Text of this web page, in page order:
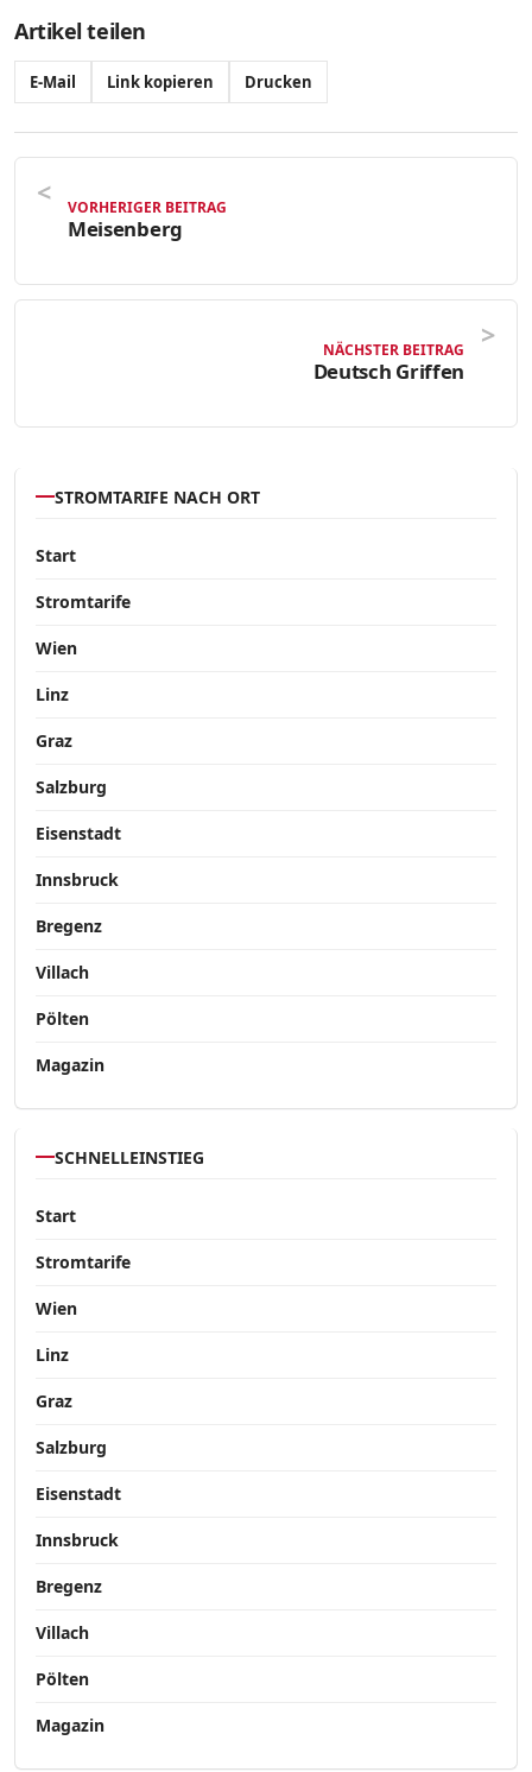
Artikel teilen
E-Mail Link kopieren Drucken
VORHERIGER BEITRAG
Meisenberg
NÄCHSTER BEITRAG
Deutsch Griffen
STROMTARIFE NACH ORT
Start
Stromtarife
Wien
Linz
Graz
Salzburg
Eisenstadt
Innsbruck
Bregenz
Villach
Pölten
Magazin
SCHNELLEINSTIEG
Start
Stromtarife
Wien
Linz
Graz
Salzburg
Eisenstadt
Innsbruck
Bregenz
Villach
Pölten
Magazin